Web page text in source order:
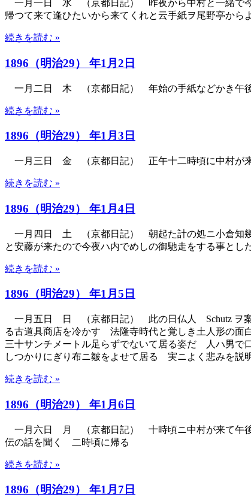
一月一日 水 （京都日記） 昨夜から中村と一緒で今
帰つて来て逢ひたいから来てくれと云手紙ヲ尾野亭か
続きを読む »
1896（明治29） 年1月2日
一月二日 木 （京都日記） 年始の手紙などかき午後
続きを読む »
1896（明治29） 年1月3日
一月三日 金 （京都日記） 正午十二時頃に中村が来
続きを読む »
1896（明治29） 年1月4日
一月四日 土 （京都日記） 朝起た計の処ニ小倉知幾
と安藤が来たので今夜ハ内でめしの御馳走をする事と
続きを読む »
1896（明治29） 年1月5日
一月五日 日 （京都日記） 此の日仏人 Schutz ヲ案
る古道具商店を冷かす 法隆寺時代と覚しき土人形の
三十サンチメートル足らずでないて居る姿だ 人ハ男で
しつかりにぎり布ニ皺をよせて居る 実ニよく悲みを説
続きを読む »
1896（明治29） 年1月6日
一月六日 月 （京都日記） 十時頃ニ中村が来て午後
伝の話を聞く 二時頃に帰る
続きを読む »
1896（明治29） 年1月7日